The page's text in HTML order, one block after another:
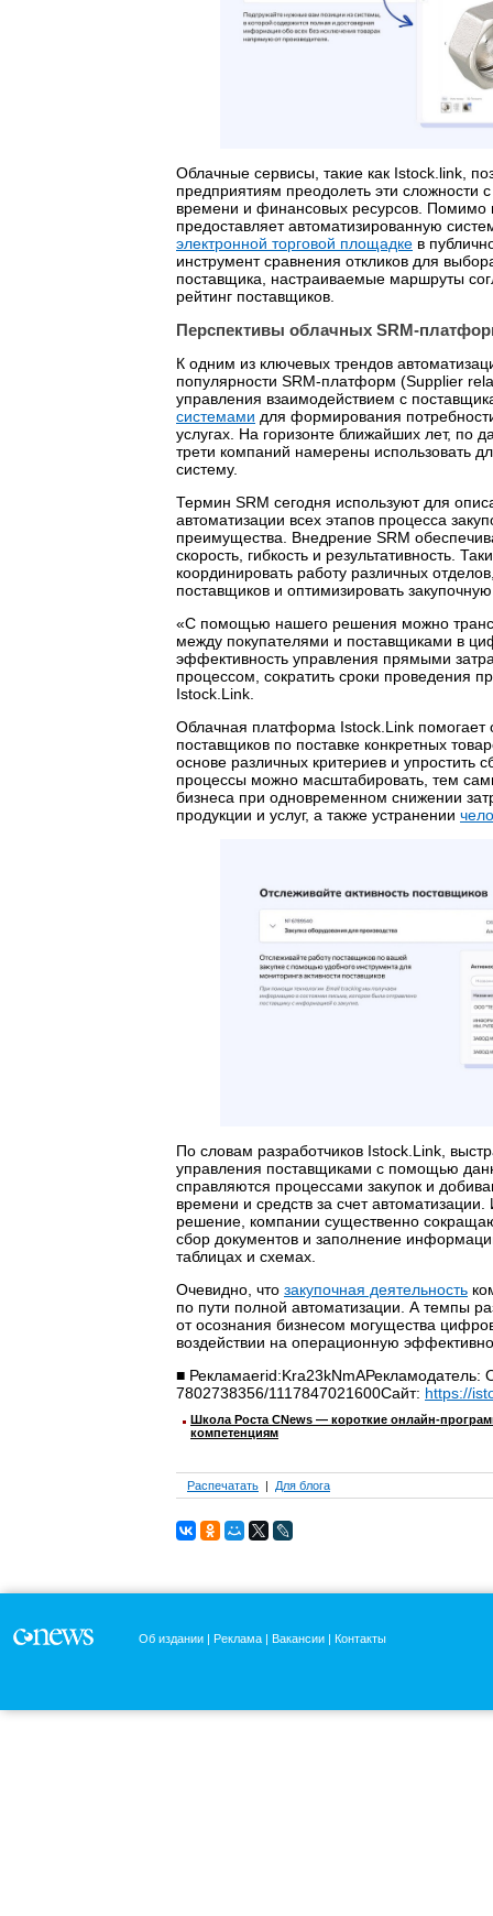
Облачные сервисы, такие как Istock.link,
предприятиям преодолеть эти сложности
времени и финансовых ресурсов. Помимо
предоставляет автоматизированную
электронной торговой площадке в
инструмент сравнения откликов для
поставщика, настраиваемые маршруты
рейтинг поставщиков.
Перспективы облачных SRM-
К одним из ключевых трендов
популярности SRM-платформ (Supplier
управления взаимодействием с
системами для формирования
услугах. На горизонте ближайших лет, по
трети компаний намерены использовать
систему.
Термин SRM сегодня используют для
автоматизации всех этапов процесса
преимущества. Внедрение SRM
скорость, гибкость и результативность.
координировать работу различных
поставщиков и оптимизировать
«С помощью нашего решения можно
между покупателями и поставщиками в
эффективность управления прямыми
процессом, сократить сроки проведения
Istock.Link.
Облачная платформа Istock.Link помогает
поставщиков по поставке конкретных
основе различных критериев и упростить
процессы можно масштабировать, тем
бизнеса при одновременном снижении
продукции и услуг, а также устранении
По словам разработчиков Istock.Link,
управления поставщиками с помощью
справляются процессами закупок и
времени и средств за счет
решение, компании существенно
сбор документов и заполнение
таблицах и схемах.
Очевидно, что закупочная деятельность
по пути полной автоматизации. А темпы
от осознания бизнесом могущества
воздействии на операционную
■ Рекламаerid:Kra23kNmAРекламодатель:
7802738356/1117847021600Сайт: https://
Школа Роста CNews — короткие онлайн-
компетенциям
Распечатать Для блога
Об издании Реклама Вакансии Контакты